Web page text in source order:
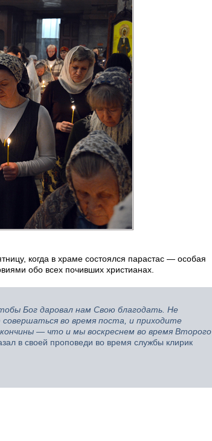
когда в храме состоялся парастас — особая
обо всех почивших христианах.
Бог даровал нам Свою благодать. Не
во время поста, и приходите
— что и мы воскреснем во время Второго
в своей проповеди во время службы клирик